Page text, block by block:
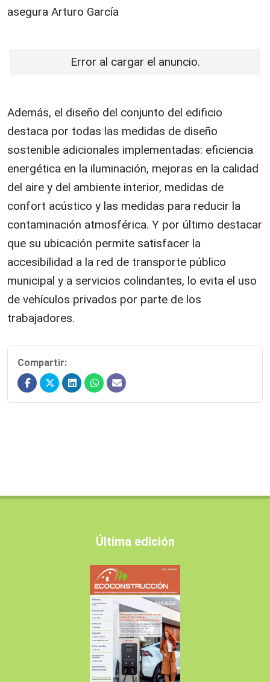
asegura Arturo García
Error al cargar el anuncio.
Además, el diseño del conjunto del edificio
destaca por todas las medidas de diseño
sostenible adicionales implementadas: eficiencia
energética en la iluminación, mejoras en la calidad
del aire y del ambiente interior, medidas de
confort acústico y las medidas para reducir la
contaminación atmosférica. Y por último destacar
que su ubicación permite satisfacer la
accesibilidad a la red de transporte público
municipal y a servicios colindantes, lo evita el uso
de vehículos privados por parte de los
trabajadores.
Compartir:
Última edición